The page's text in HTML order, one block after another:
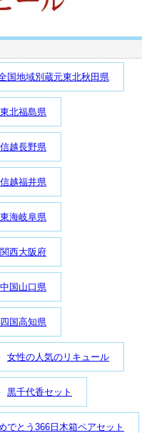
国地域別蔵元東北秋田県
北福島県
越長野県
越福井県
海岐阜県
西大阪府
国山口県
国高知県
女性の人気のリキュール
黒千代香セット
でとう366日木箱ペアセット